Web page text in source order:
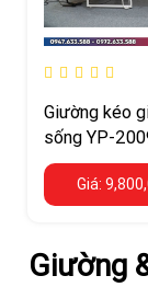
Giường kéo
sống YP-
piston chạy
kéo 1–99 kg
Giá:
Giường